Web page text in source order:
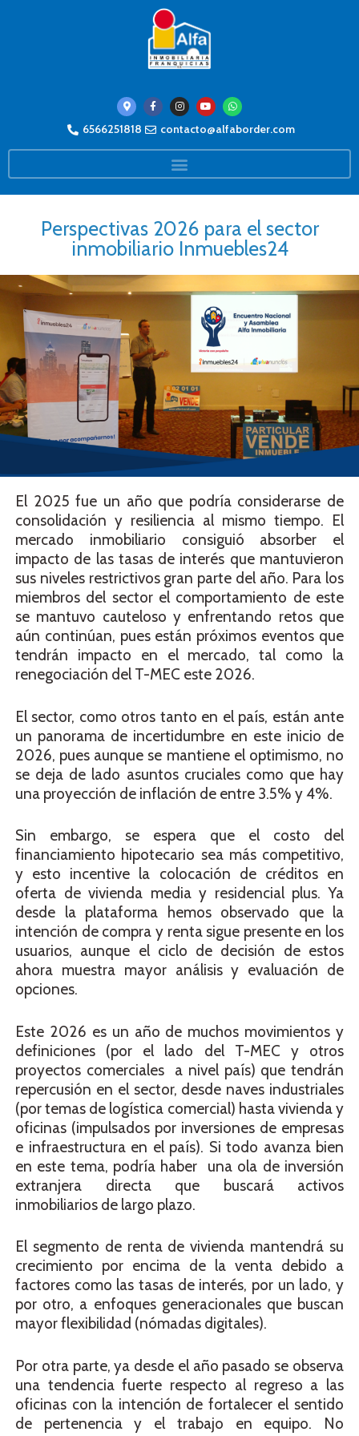
6566251818 contacto@alfaborder.com
Perspectivas 2026 para el sector
inmobiliario Inmuebles24
El 2025 fue un año que podría considerarse de
consolidación y resiliencia al mismo tiempo. El
mercado inmobiliario consiguió absorber el
impacto de las tasas de interés que mantuvieron
sus niveles restrictivos gran parte del año. Para los
miembros del sector el comportamiento de este
se mantuvo cauteloso y enfrentando retos que
aún continúan, pues están próximos eventos que
tendrán impacto en el mercado, tal como la
renegociación del T-MEC este 2026.
El sector, como otros tanto en el país, están ante
un panorama de incertidumbre en este inicio de
2026, pues aunque se mantiene el optimismo, no
se deja de lado asuntos cruciales como que hay
una proyección de inflación de entre 3.5% y 4%.
Sin embargo, se espera que el costo del
financiamiento hipotecario sea más competitivo,
y esto incentive la colocación de créditos en
oferta de vivienda media y residencial plus. Ya
desde la plataforma hemos observado que la
intención de compra y renta sigue presente en los
usuarios, aunque el ciclo de decisión de estos
ahora muestra mayor análisis y evaluación de
opciones.
Este 2026 es un año de muchos movimientos y
definiciones (por el lado del T-MEC y otros
proyectos comerciales a nivel país) que tendrán
repercusión en el sector, desde naves industriales
(por temas de logística comercial) hasta vivienda y
oficinas (impulsados por inversiones de empresas
e infraestructura en el país). Si todo avanza bien
en este tema, podría haber una ola de inversión
extranjera directa que buscará activos
inmobiliarios de largo plazo.
El segmento de renta de vivienda mantendrá su
crecimiento por encima de la venta debido a
factores como las tasas de interés, por un lado, y
por otro, a enfoques generacionales que buscan
mayor flexibilidad (nómadas digitales).
Por otra parte, ya desde el año pasado se observa
una tendencia fuerte respecto al regreso a las
oficinas con la intención de fortalecer el sentido
de pertenencia y el trabajo en equipo. No